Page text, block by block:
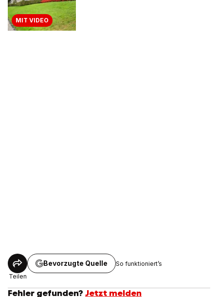
MIT VIDEO
Teilen
Bevorzugte Quelle So funktioniert’s
Fehler gefunden? Jetzt melden